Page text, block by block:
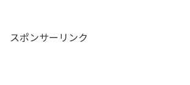
スポンサーリンク